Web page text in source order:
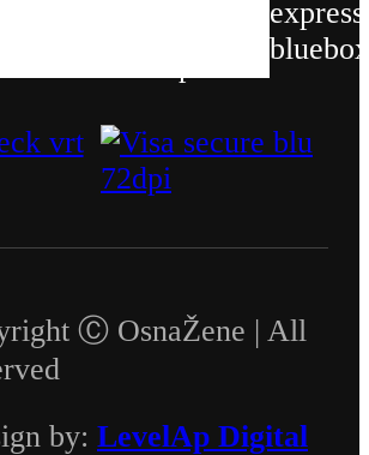
Ⓒ OsnaŽene | All
by: LevelAp Digital